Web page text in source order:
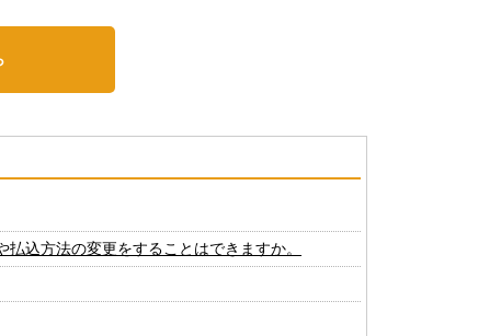
込方法の変更をすることはできますか。